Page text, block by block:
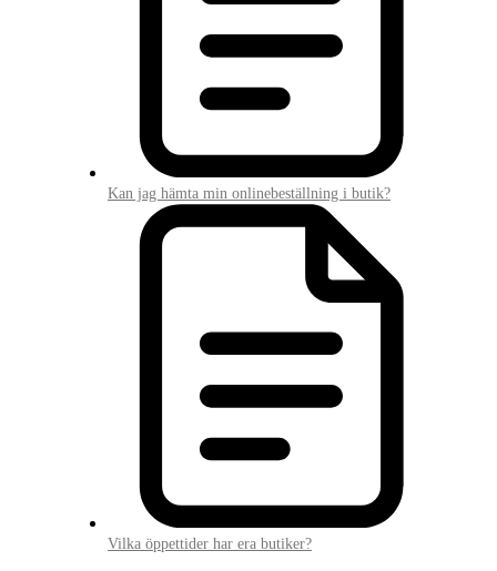
Kan jag hämta min onlinebeställning i butik?
Vilka öppettider har era butiker?